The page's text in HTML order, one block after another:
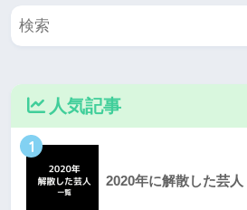
人気記事
1
2020年に解散した芸